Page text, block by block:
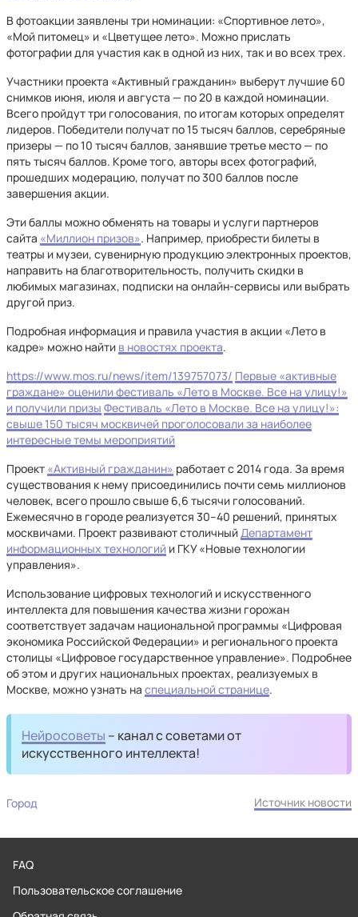
В фотоакции заявлены три номинации: «Спортивное лето»,
«Мой питомец» и «Цветущее лето». Можно прислать
фотографии для участия как в одной из них, так и во всех трех.
Участники проекта «Активный гражданин» выберут лучшие 60
снимков июня, июля и августа — по 20 в каждой номинации.
Всего пройдут три голосования, по итогам которых определят
лидеров. Победители получат по 15 тысяч баллов, серебряные
призеры — по 10 тысяч баллов, занявшие третье место — по
пять тысяч баллов. Кроме того, авторы всех фотографий,
прошедших модерацию, получат по 300 баллов после
завершения акции.
Эти баллы можно обменять на товары и услуги партнеров
сайта «Миллион призов». Например, приобрести билеты в
театры и музеи, сувенирную продукцию электронных проектов,
направить на благотворительность, получить скидки в
любимых магазинах, подписки на онлайн-сервисы или выбрать
другой приз.
Подробная информация и правила участия в акции «Лето в
кадре» можно найти в новостях проекта.
https://www.mos.ru/news/item/139757073/ Первые «активные
граждане» оценили фестиваль «Лето в Москве. Все на улицу!»
и получили призы Фестиваль «Лето в Москве. Все на улицу!»:
свыше 150 тысяч москвичей проголосовали за наиболее
интересные темы мероприятий
Проект «Активный гражданин» работает с 2014 года. За время
существования к нему присоединились почти семь миллионов
человек, всего прошло свыше 6,6 тысячи голосований.
Ежемесячно в городе реализуется 30–40 решений, принятых
москвичами. Проект развивают столичныйДепартамент
информационных технологий и ГКУ «Новые технологии
управления».
Использование цифровых технологий и искусственного
интеллекта для повышения качества жизни горожан
соответствует задачам национальной программы «Цифровая
экономика Российской Федерации» и регионального проекта
столицы «Цифровое государственное управление». Подробнее
об этом и других национальных проектах, реализуемых в
Москве, можно узнать на специальной странице.
Нейросоветы – канал с советами от
искусственного интеллекта!
Город Источник новости
FAQ
Пользовательское соглашение